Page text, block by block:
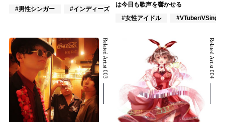
#男性シンガー
#インディーズ #VTuber/VSinger
は今日も歌声を響かせる
#女性アイドル
#VTuber/VSinger
Related Artist 003 Related Artist 004